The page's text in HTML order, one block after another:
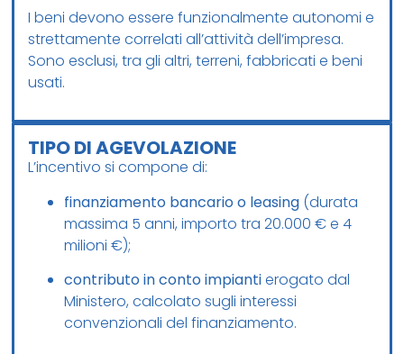
I beni devono essere funzionalmente autonomi e
strettamente correlati all’attività dell’impresa.
Sono esclusi, tra gli altri, terreni, fabbricati e beni
usati.
TIPO DI AGEVOLAZIONE
L’incentivo si compone di:
finanziamento bancario o leasing (durata
massima 5 anni, importo tra 20.000 € e 4
milioni €);
contributo in conto impiantierogato dal
Ministero, calcolato sugli interessi
convenzionali del finanziamento.